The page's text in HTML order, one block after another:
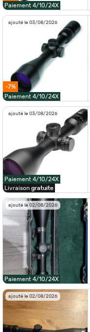
Paiement 4/10/24X
ajouté le 03/08/2026
-7%
Paiement 4/10/24X
ajouté le 03/08/2026
Paiement 4/10/24X
Livraison gratuite
ajouté le 02/08/2026
Paiement 4/10/24X
ajouté le 02/08/2026